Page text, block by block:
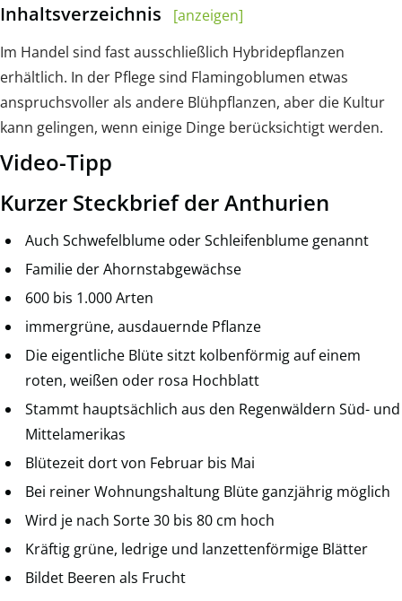
Inhaltsverzeichnis
[anzeigen]
Im Handel sind fast ausschließlich Hybridepflanzen
erhältlich. In der Pflege sind Flamingoblumen etwas
anspruchsvoller als andere Blühpflanzen, aber die Kultur
kann gelingen, wenn einige Dinge berücksichtigt werden.
Video-Tipp
Kurzer Steckbrief der Anthurien
Auch Schwefelblume oder Schleifenblume genannt
Familie der Ahornstabgewächse
600 bis 1.000 Arten
immergrüne, ausdauernde Pflanze
Die eigentliche Blüte sitzt kolbenförmig auf einem
roten, weißen oder rosa Hochblatt
Stammt hauptsächlich aus den Regenwäldern Süd- und
Mittelamerikas
Blütezeit dort von Februar bis Mai
Bei reiner Wohnungshaltung Blüte ganzjährig möglich
Wird je nach Sorte 30 bis 80 cm hoch
Kräftig grüne, ledrige und lanzettenförmige Blätter
Bildet Beeren als Frucht